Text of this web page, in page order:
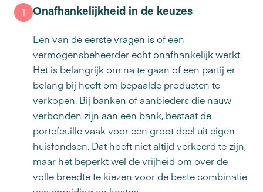
1 Onafhankelijkheid in de keuzes
Een van de eerste vragen is of een
vermogensbeheerder echt onafhankelijk werkt.
Het is belangrijk om na te gaan of een partij er
belang bij heeft om bepaalde producten te
verkopen. Bij banken of aanbieders die nauw
verbonden zijn aan een bank, bestaat de
portefeuille vaak voor een groot deel uit eigen
huisfondsen. Dat hoeft niet altijd verkeerd te zijn,
maar het beperkt wel de vrijheid om over de
volle breedte te kiezen voor de beste combinatie